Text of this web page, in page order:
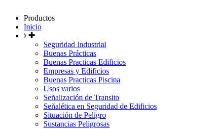
Productos
Inicio
Seguridad Industrial
Buenas Prácticas
Buenas Practicas Edificios
Empresas y Edificios
Buenas Practicas Piscina
Usos varios
Señalización de Transito
Señalética en Seguridad de Edificios
Situación de Peligro
Sustancias Peligrosas